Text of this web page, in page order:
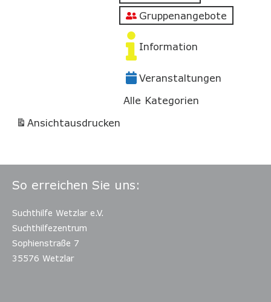
Gruppenangebote
Information
Veranstaltungen
Alle Kategorien
Ansichtausdrucken
So erreichen Sie uns:
Suchthilfe Wetzlar e.V.
Suchthilfezentrum
Sophienstraße 7
35576 Wetzlar